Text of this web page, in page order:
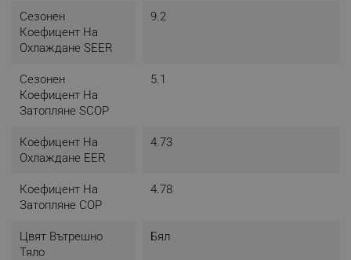
Сезонен
Коефицент На
Охлаждане SEER
9.2
Сезонен
Коефицент На
Затопляне SCOP
5.1
Коефицент На
Охлаждане EER
4.73
Коефицент На
Затопляне COP
4.78
Цвят Вътрешно
Тяло
Бял